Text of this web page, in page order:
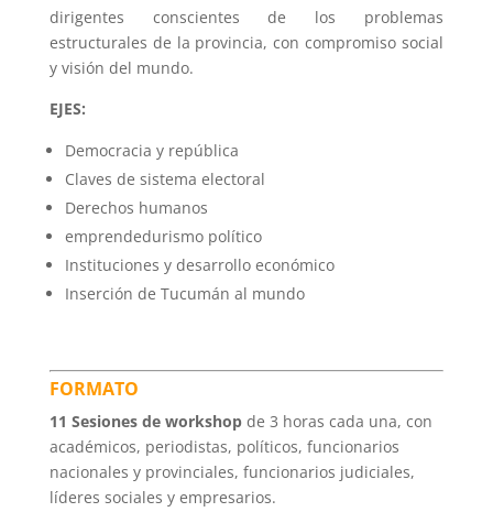
dirigentes conscientes de los problemas
estructurales de la provincia, con compromiso social
y visión del mundo.
EJES:
Democracia y república
Claves de sistema electoral
Derechos humanos
emprendedurismo político
Instituciones y desarrollo económico
Inserción de Tucumán al mundo
FORMATO
11 Sesiones de workshopde 3 horas cada una, con
académicos, periodistas, políticos, funcionarios
nacionales y provinciales, funcionarios judiciales,
líderes sociales y empresarios.